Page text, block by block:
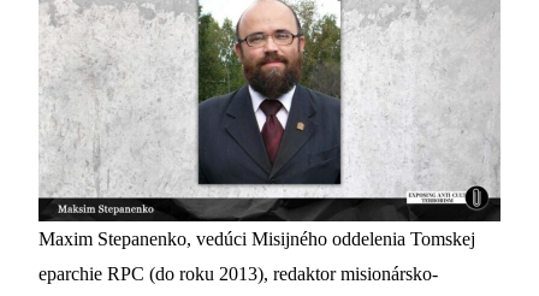
Maxim Stepanenko, vedúci Misijného oddelenia Tomskej
eparchie RPC (do roku 2013), redaktor misionársko-